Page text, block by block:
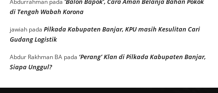
Abdurrahman pada
di Tengah Wabah Korona
jawiah pada Pilkada Kabupaten Banjar, KPU masih Kesulitan Cari
Gudang Logistik
Abdur Rakhman BA pada ‘Perang’ Klan di Pilkada Kabupaten Banjar,
Siapa Unggul?